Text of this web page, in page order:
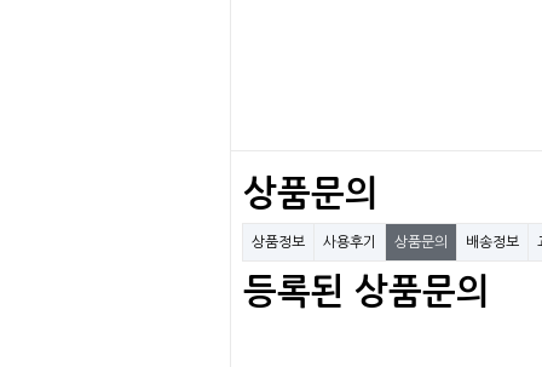
상품문의
상품정보 사용후기 상품문의 배송정보
등록된 상품문의